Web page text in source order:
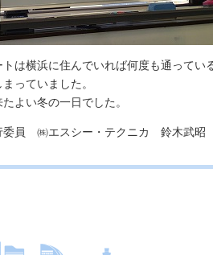
は横浜に住んでいれば何度も通ってい
っていました。
よい冬の一日でした。
委員 ㈱エスシー・テクニカ 鈴木武昭